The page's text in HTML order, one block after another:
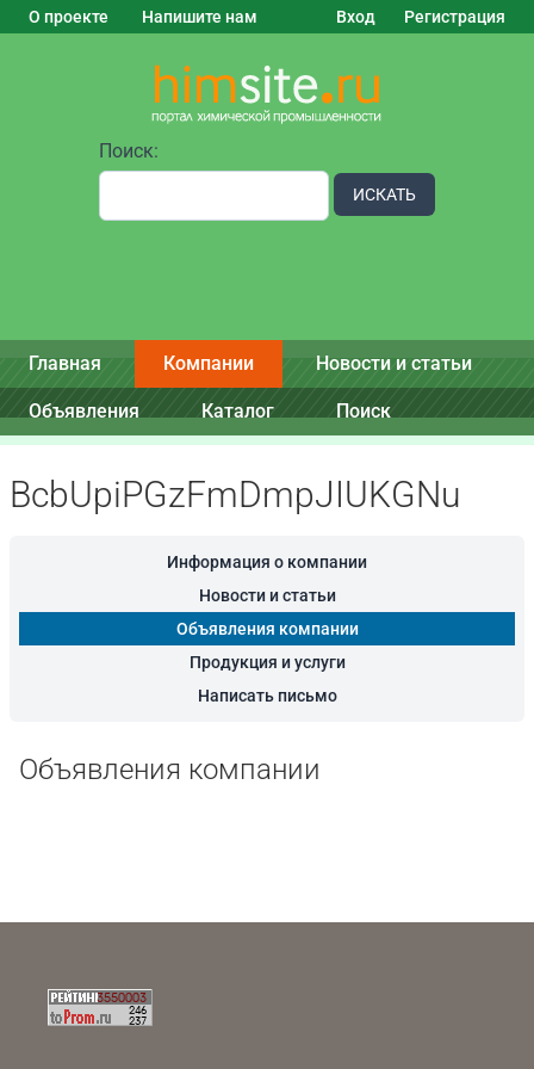
О проекте Напишите нам Вход Регистрация
Поиск:
ИСКАТЬ
Главная Компании Новости и статьи
Объявления Каталог Поиск
BcbUpiPGzFmDmpJIUKGNu
Информация о компании
Новости и статьи
Объявления компании
Продукция и услуги
Написать письмо
Объявления компании